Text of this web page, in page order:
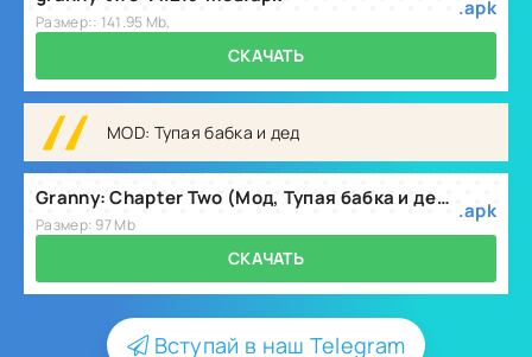
Размер:: 141.95 Mb,
.apk
СКАЧАТЬ
MOD: Тупая бабка и дед
Granny: Chapter Two (Мод, Тупая бабка и дед) v1.2.7
Размер: 97 Mb
.apk
СКАЧАТЬ
Вступай в наш Telegram